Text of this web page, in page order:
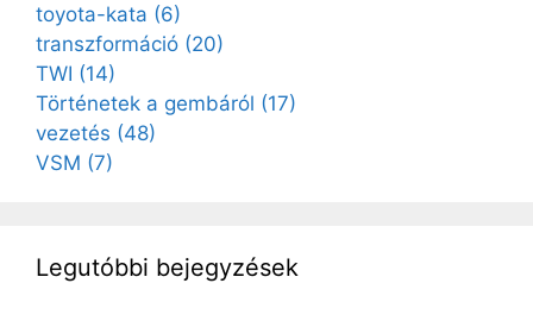
toyota-kata (6)
transzformáció (20)
TWI (14)
Történetek a gembáról (17)
vezetés (48)
VSM (7)
Legutóbbi bejegyzések